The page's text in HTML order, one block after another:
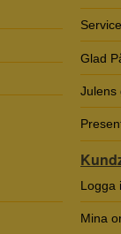
Glad
Julens
Logga
Mina